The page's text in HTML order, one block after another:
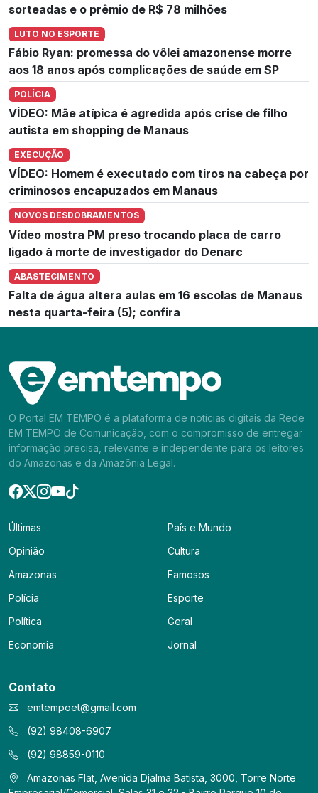
sorteadas e o prêmio de R$ 78 milhões
LUTO NO ESPORTE
Fábio Ryan: promessa do vôlei amazonense morre
aos 18 anos após complicações de saúde em SP
POLÍCIA
VÍDEO: Mãe atípica é agredida após crise de filho
autista em shopping de Manaus
EXECUÇÃO
VÍDEO: Homem é executado com tiros na cabeça por
criminosos encapuzados em Manaus
NOVOS DESDOBRAMENTOS
Vídeo mostra PM preso trocando placa de carro
ligado à morte de investigador do Denarc
ABASTECIMENTO
Falta de água altera aulas em 16 escolas de Manaus
nesta quarta-feira (5); confira
O Portal EM TEMPO é a plataforma de notícias digitais da Rede
EM TEMPO de Comunicação, com o compromisso de entregar
informação precisa, relevante e independente para os leitores
do Amazonas e da Amazônia Legal.
Últimas
Opinião
Amazonas
Polícia
Política
Economia
País e Mundo
Cultura
Famosos
Esporte
Geral
Jornal
Contato
emtempoet@gmail.com
(92) 98408-6907
(92) 98859-0110
Amazonas Flat, Avenida Djalma Batista, 3000, Torre Norte